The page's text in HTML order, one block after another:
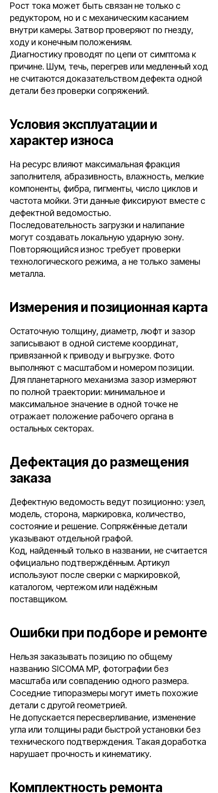
Рост тока может быть связан не только с
редуктором, но и с механическим касанием
внутри камеры. Затвор проверяют по гнезду,
ходу и конечным положениям.
Диагностику проводят по цепи от симптома к
причине. Шум, течь, перегрев или медленный ход
не считаются доказательством дефекта одной
детали без проверки сопряжений.
Условия эксплуатации и
характер износа
На ресурс влияют максимальная фракция
заполнителя, абразивность, влажность, мелкие
компоненты, фибра, пигменты, число циклов и
частота мойки. Эти данные фиксируют вместе с
дефектной ведомостью.
Последовательность загрузки и налипание
могут создавать локальную ударную зону.
Повторяющийся износ требует проверки
технологического режима, а не только замены
металла.
Измерения и позиционная карта
Остаточную толщину, диаметр, люфт и зазор
записывают в одной системе координат,
привязанной к приводу и выгрузке. Фото
выполняют с масштабом и номером позиции.
Для планетарного механизма зазор измеряют
по полной траектории: минимальное и
максимальное значение в одной точке не
отражает положение рабочего органа в
остальных секторах.
Дефектация до размещения
заказа
Дефектную ведомость ведут позиционно: узел,
модель, сторона, маркировка, количество,
состояние и решение. Сопряжённые детали
указывают отдельной графой.
Код, найденный только в названии, не считается
официально подтверждённым. Артикул
используют после сверки с маркировкой,
каталогом, чертежом или надёжным
поставщиком.
Ошибки при подборе и ремонте
Нельзя заказывать позицию по общему
названию SICOMA MP, фотографии без
масштаба или совпадению одного размера.
Соседние типоразмеры могут иметь похожие
детали с другой геометрией.
Не допускается пересверливание, изменение
угла или толщины ради быстрой установки без
технического подтверждения. Такая доработка
нарушает прочность и кинематику.
Комплектность ремонта